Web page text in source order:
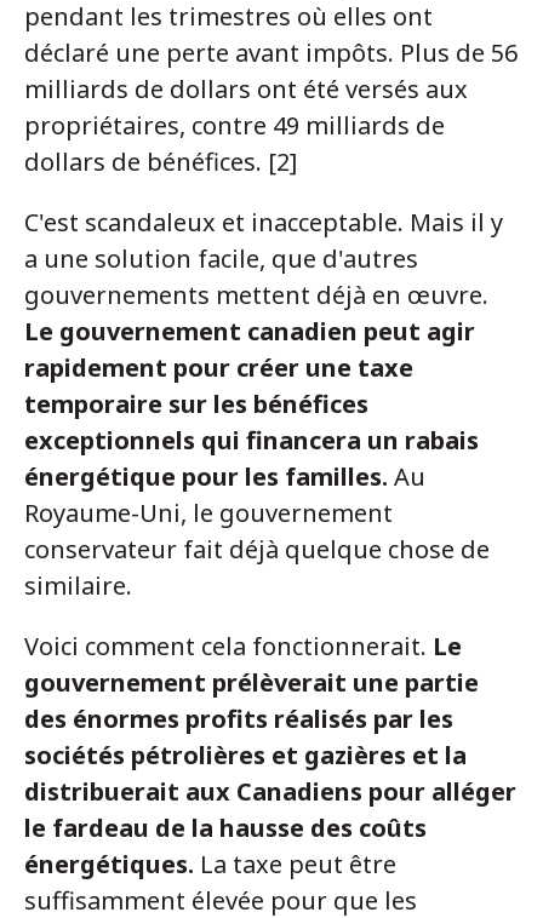
pendant les trimestres où elles ont
déclaré une perte avant impôts. Plus de 56
milliards de dollars ont été versés aux
propriétaires, contre 49 milliards de
dollars de bénéfices. [2]
C'est scandaleux et inacceptable. Mais il y
a une solution facile, que d'autres
gouvernements mettent déjà en œuvre.
Le gouvernement canadien peut agir
rapidement pour créer une taxe
temporaire sur les bénéfices
exceptionnels qui financera un rabais
énergétique pour les familles. Au
Royaume-Uni, le gouvernement
conservateur fait déjà quelque chose de
similaire.
Voici comment cela fonctionnerait. Le
gouvernement prélèverait une partie
des énormes profits réalisés par les
sociétés pétrolières et gazières et la
distribuerait aux Canadiens pour alléger
le fardeau de la hausse des coûts
énergétiques. La taxe peut être
suffisamment élevée pour que les